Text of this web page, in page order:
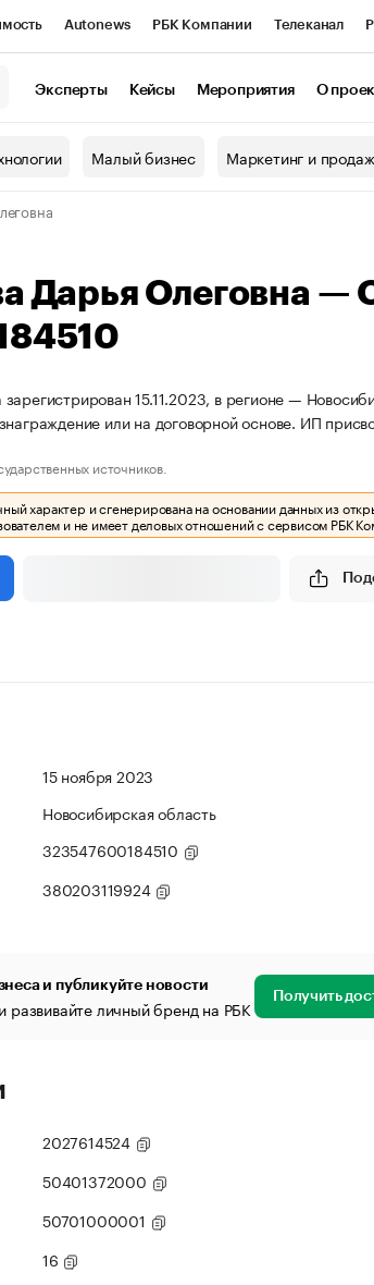
Autonews РБК Компании Телеканал
Эксперты Кейсы Мероприятия О
Малый бизнес Маркетинг и
Дарья Олеговна
15.11.2023, в регионе —
или на договорной основе. ИП
источников.
характер и сгенерирована на основании данных из
и не имеет деловых отношений с сервисом РБК
15 ноября 2023
Новосибирская область
323547600184510
380203119924
и публикуйте новости
развивайте личный бренд на РБК Получить
2027614524
50401372000
50701000001
16